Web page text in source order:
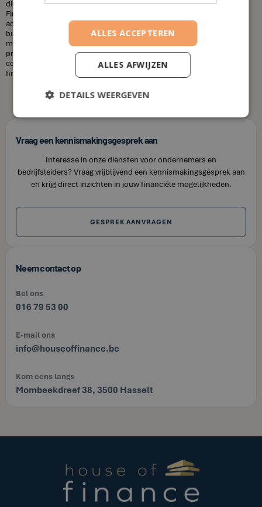
diensten die u nodig heeft en uw financiële situatie. Bij House of
Finance bieden wij betaalbare tarieven voor onze financiële
adviesdiensten, zodat u uw financiën kunt optimaliseren zonder uw
budget te overschrijden. Kortom, laat u niet misleiden door de
misvattingen over financieel adviseurs. Als u op zoek bent naar
professioneel en betrouwbaar financieel advies in Brecht, neem dan
contact op met House of Finance. Wij staan klaar om u te helpen uw
financiële doelen te bereiken.
Vraag een kennismakingsgesprek aan
Interesse in onze diensten voor ondernemers en
bedrijfsleiders? Vraag vrijblijvend een kennismakingsgesprek aan
en krijg direct inzichten in jouw financiële mogelijkheden.
GESPREK AANVRAGEN
Neem contact op
Bel ons
016 79 53 00
E-mail ons
info@houseoffinance.be
Kom eens langs
Mombeekdreef 38, 3500 Hasselt
ALLES ACCEPTEREN
ALLES AFWIJZEN
DETAILS WEERGEVEN